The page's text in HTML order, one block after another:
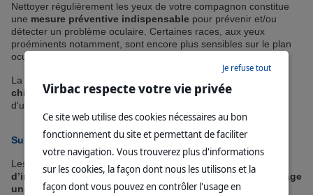
Nettoyer régulièrement les yeux de votre compagnon constitue
une mesure préventive indispensable pour prévenir et/ou
détecter un problème oculaire. Certaines races, aux yeux
proéminents notamment, sont encore plus sensibles sur le plan
oculaire et doivent faire l’objet d’une vigilance renforcée.
La
chien
et desprédispositions raciales.Il est recommandé
d'utiliser un nettoyant vétérinaire spécifique.
Surveiller ses oreilles
Les oreilles des chiens sont souvent le sièged’infections et
d’inflammations. Si le conduit estsensible au toucher, dégage
une odeur nauséabondeou est rouge, consultez votre
Virbac respecte votre vie privée
Ce site web utilise des cookies nécessaires au bon
fonctionnement du site et permettant de faciliter
votre navigation. Vous trouverez plus d'informations
sur les cookies, la façon dont nous les utilisons et la
façon dont vous pouvez en contrôler l'usage en
Je refuse tout